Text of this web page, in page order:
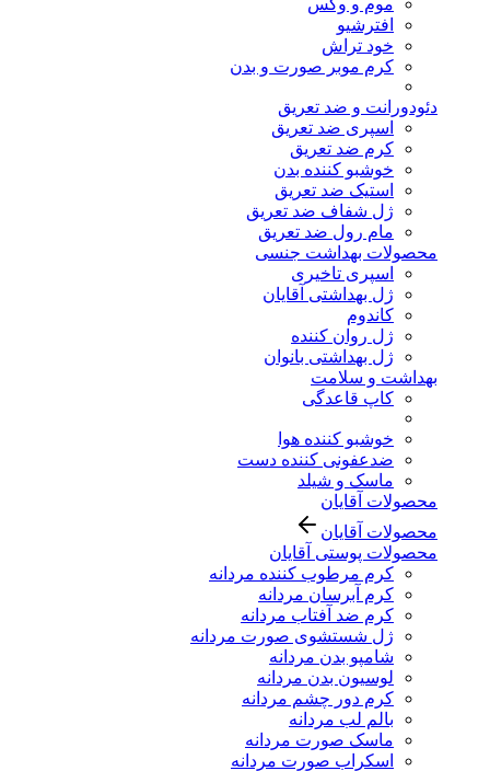
موم و وکس
افترشیو
خود تراش
کرم موبر صورت و بدن
دئودورانت و ضد تعریق
اسپری ضد تعریق
کرم ضد تعریق
خوشبو کننده بدن
استیک ضد تعریق
ژل شفاف ضد تعریق
مام رول ضد تعریق
محصولات بهداشت جنسی
اسپری تاخیری
ژل بهداشتی آقایان
کاندوم
ژل روان کننده
ژل بهداشتی بانوان
بهداشت و سلامت
کاپ قاعدگی
خوشبو کننده هوا
ضدعفونی کننده دست
ماسک و شیلد
محصولات آقایان
محصولات آقایان
محصولات پوستی آقایان
کرم مرطوب کننده مردانه
کرم آبرسان مردانه
کرم ضد آفتاب مردانه
ژل شستشوی صورت مردانه
شامپو بدن مردانه
لوسیون بدن مردانه
کرم دور چشم مردانه
بالم لب مردانه
ماسک صورت مردانه
اسکراب صورت مردانه